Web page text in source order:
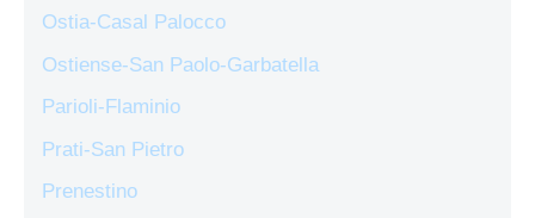
Ostia-Casal Palocco
Ostiense-San Paolo-Garbatella
Parioli-Flaminio
Prati-San Pietro
Prenestino